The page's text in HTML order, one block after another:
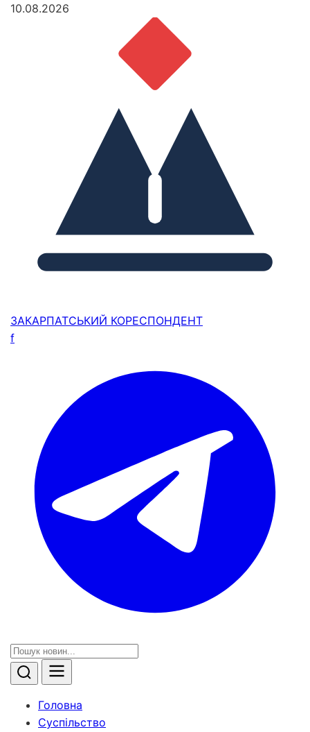
10.08.2026
ЗАКАРПАТСЬКИЙ КОРЕСПОНДЕНТ
f
Головна
Суспільство